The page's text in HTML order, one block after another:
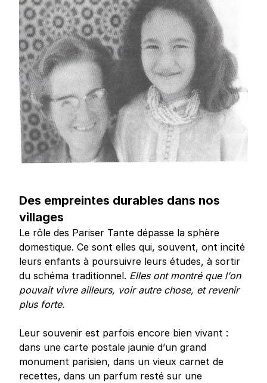
Des empreintes durables dans nos
villages
Le rôle des Pariser Tante dépasse la sphère
domestique. Ce sont elles qui, souvent, ont incité
leurs enfants à poursuivre leurs études, à sortir
du schéma traditionnel. Elles ont montré que l’on
pouvait vivre ailleurs, voir autre chose, et revenir
plus forte.
Leur souvenir est parfois encore bien vivant :
dans une carte postale jaunie d’un grand
monument parisien, dans un vieux carnet de
recettes, dans un parfum resté sur une